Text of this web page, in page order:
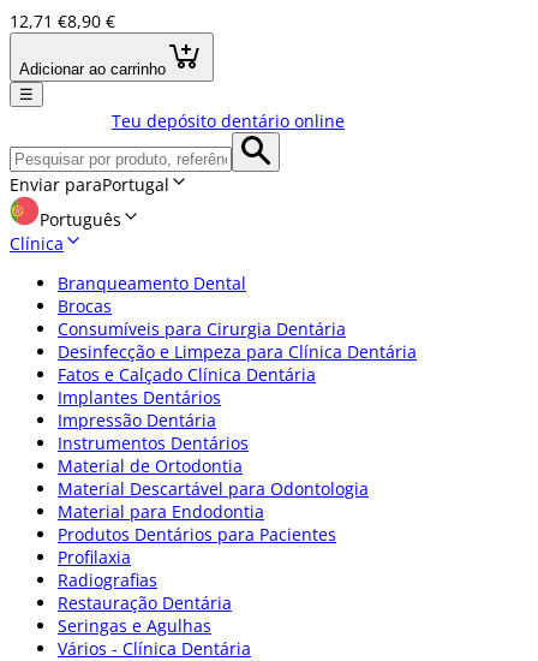
12,71 €8,90 €
Adicionar ao carrinho
☰
Teu depósito dentário online
Enviar paraPortugal
Português
Clínica
Branqueamento Dental
Brocas
Consumíveis para Cirurgia Dentária
Desinfecção e Limpeza para Clínica Dentária
Fatos e Calçado Clínica Dentária
Implantes Dentários
Impressão Dentária
Instrumentos Dentários
Material de Ortodontia
Material Descartável para Odontologia
Material para Endodontia
Produtos Dentários para Pacientes
Profilaxia
Radiografias
Restauração Dentária
Seringas e Agulhas
Vários - Clínica Dentária